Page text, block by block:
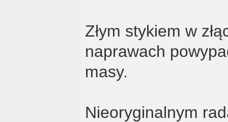
Złym stykiem w
naprawach
masy.
Nieoryginalnym